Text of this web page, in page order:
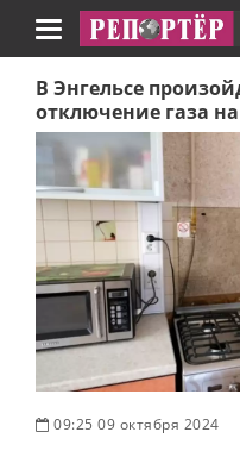
Навигация
В Энгельсе
отключение газа
09:25 09 октября 2024